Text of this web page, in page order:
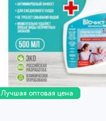
Лучшая оптовая цена